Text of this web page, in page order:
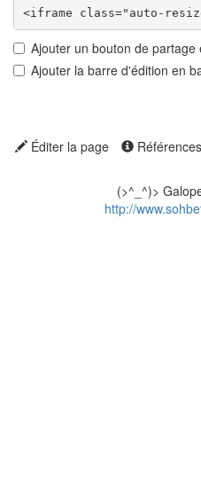
Ajouter un bouton de
Ajouter la barre d'édition en
Éditer la page Références
(>^_^)>
http://